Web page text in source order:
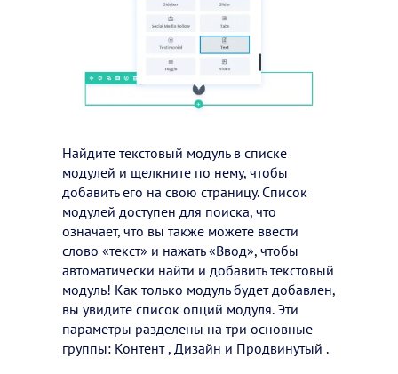
Найдите текстовый модуль в списке
модулей и щелкните по нему, чтобы
добавить его на свою страницу. Список
модулей доступен для поиска, что
означает, что вы также можете ввести
слово «текст» и нажать «Ввод», чтобы
автоматически найти и добавить текстовый
модуль! Как только модуль будет добавлен,
вы увидите список опций модуля. Эти
параметры разделены на три основные
группы: Контент , Дизайн и Продвинутый .